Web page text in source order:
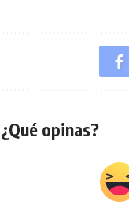
¿Qué opinas?